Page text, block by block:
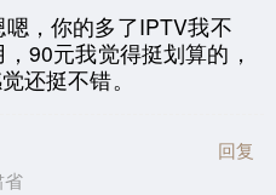
嗯，你的多了IPTV我不
，90元我觉得挺划算的，
还挺不错。
回复